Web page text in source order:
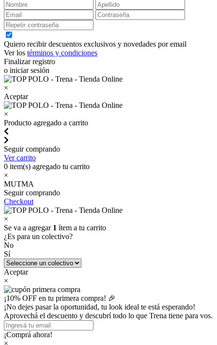
Quiero recibir descuentos exclusivos y novedades por email
Ver los términos y condiciones
Finalizar registro
o iniciar sesión
×
Aceptar
×
Producto agregado a carrito
Seguir comprando
Ver carrito
0 item(s) agregado tu carrito
×
MUTMA
Seguir comprando
Checkout
×
Se va a agregar 1 ítem a tu carrito
¿Es para un colectivo?
No
Sí
Aceptar
×
¡10% OFF en tu primera compra! 🎉
¡No dejes pasar la oportunidad, tu look ideal te está esperando!
Aprovechá el descuento y descubrí todo lo que Trena tiene para vos.
¡Comprá ahora!